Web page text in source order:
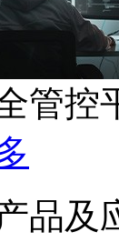
管控
品及